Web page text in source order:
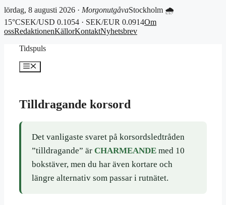
lördag, 8 augusti 2026 · MorgonutgåvaStockholm 🌧
15°CSEK/USD 0.1054 · SEK/EUR 0.0914Om
ossRedaktionenKällorKontaktNyhetsbrev
Tidspuls
Meny
Tilldragande korsord
Det vanligaste svaret på korsordsledtråden
”tilldragande” är CHARMEANDEmed 10
bokstäver, men du har även kortare och
längre alternativ som passar i rutnätet.